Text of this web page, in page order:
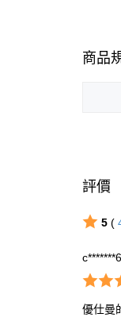
商品
評價
5(
c*******6
優仕曼